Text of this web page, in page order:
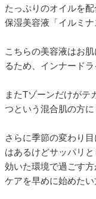
たっぷりのオイルを
保湿美容液「イルミナ
こちらの美容液はお
るため、インナード
またTゾーンだけがテ
つという混合肌の方に
さらに季節の変わり
はあるけどサッパリ
効いた環境で過ごす
ケアを早めに始めたい